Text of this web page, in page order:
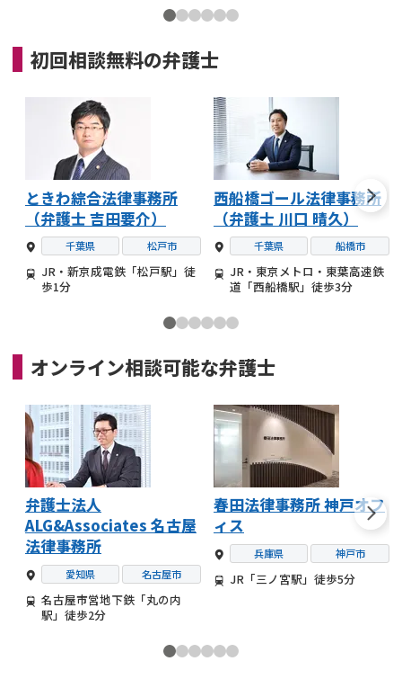
初回相談無料の弁護士
ときわ綜合法律事務所
（弁護士 吉田要介）
千葉県 松戸市
JR・新京成電鉄「松戸駅」徒
歩1分
西船橋ゴール法律事務所
（弁護士 川口 晴久）
千葉県 船橋市
JR・東京メトロ・東葉高速鉄
道「西船橋駅」徒歩3分
オンライン相談可能な弁護士
弁護士法人
ALG&Associates 名古屋
法律事務所
愛知県 名古屋市
名古屋市営地下鉄「丸の内
駅」徒歩2分
春田法律事務所 神戸オフ
ィス
兵庫県 神戸市
JR「三ノ宮駅」徒歩5分